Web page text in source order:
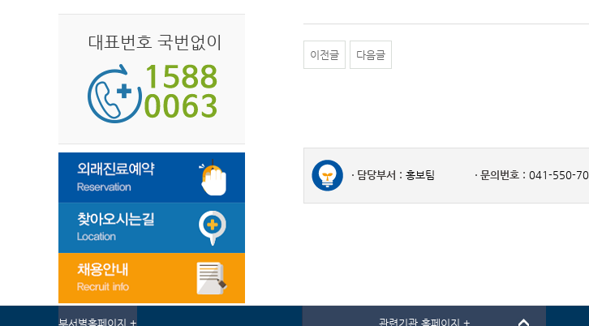
대표번호 국번없이
이전글 다음글
담당부서 : 홍보팀 문의번호 : 041-550-
부서별홈페이지 + 관련기관 홈페이지 +